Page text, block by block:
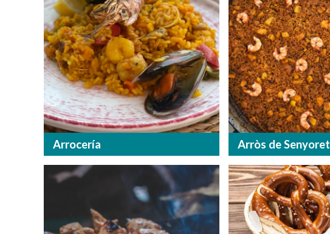
Arrocería Arròs de Senyoret